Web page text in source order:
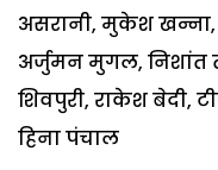
असरानी, मुकेश खन्ना,
अर्जुमन मुगल, निशांत
शिवपुरी, राकेश बेदी,
हिना पंचाल